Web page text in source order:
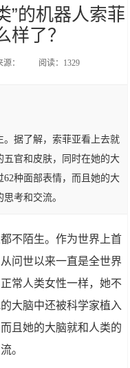
”的机器人索菲
样了？
源： 阅读：1329
据了解，索菲亚看上去就
官和皮肤，同时在她的大
种面部表情，而且她的大
考和交流。
不陌生。作为世界上首
问世以来一直是全世界
常人类女性一样，她不
大脑中还被科学家植入
且她的大脑就和人类的
。